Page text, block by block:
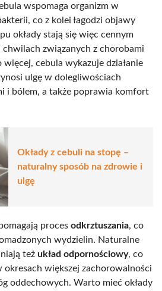
wspomaga organizm w
co z kolei łagodzi objawy
okłady stają się więc cennym
związanych z chorobami
cebula wykazuje działanie
ulgę w dolegliwościach
i bólem, a także poprawia komfort
Okłady z cebuli na stopę –
naturalny sposób na zdrowie i
ulgę
proces odkrztuszania, co
wydzielin. Naturalne
też układ odpornościowy, co
okresach większej zachorowalności
oddechowych. Warto mieć okłady